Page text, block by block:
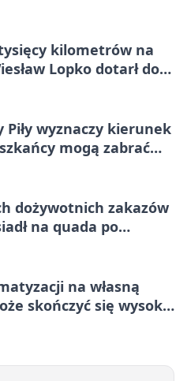
kilometrów na
Lopko dotarł do
Piły wyznaczy kierunek
mogą zabrać
dożywotnich zakazów
na quada po
na własną
skończyć się wysoką